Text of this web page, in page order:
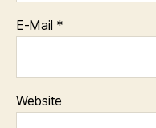
E-Mail *
Website